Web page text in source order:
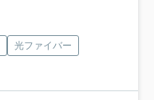
光ファイバー